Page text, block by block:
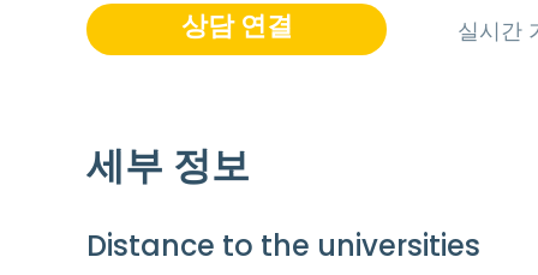
상담 연결 실시간
세부 정보
Distance to the universities